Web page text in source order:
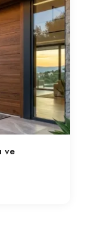
ve